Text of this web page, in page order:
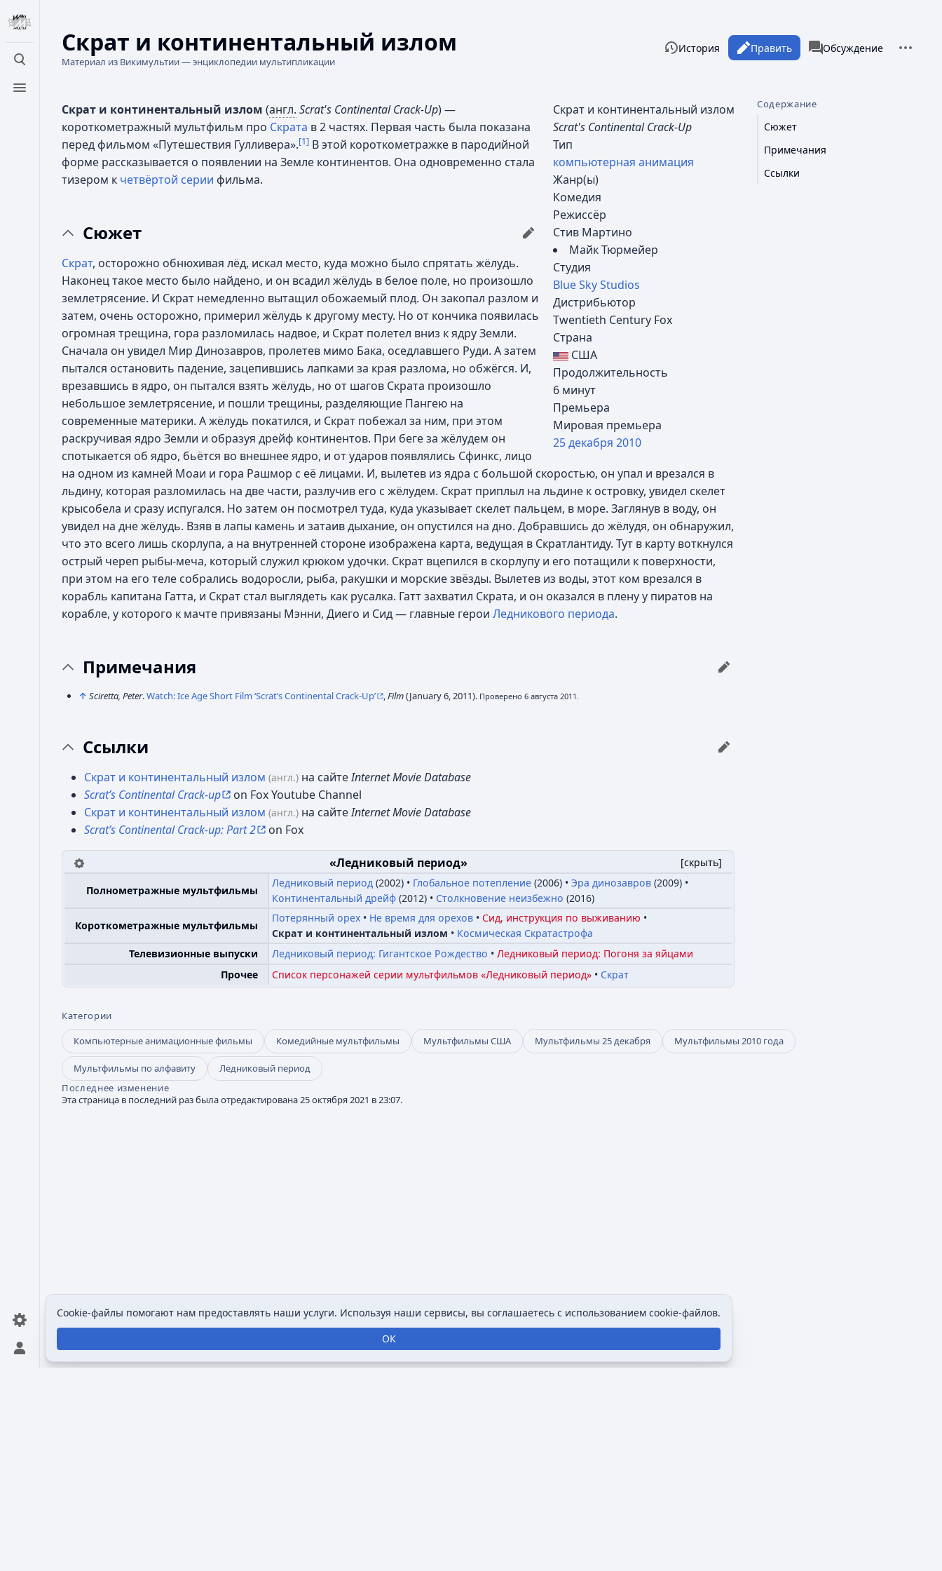
Открыть поиск
Открыть меню
Открыть персональное меню
Скрат и континентальный излом
Материал из Викимультии — энциклопедии мультипликации
Просмотры
Читать Править
История associated-pages
Статья
Обсуждение
Скрат и континентальный излом
Scrat's Continental Crack-Up
Тип
компьютерная анимация
Жанр(ы)
Комедия
Режиссёр
Стив Мартино
Майк Тюрмейер
Студия
Blue Sky Studios
Дистрибьютор
Twentieth Century Fox
Страна
США
Продолжительность
6 минут
Премьера
Мировая премьера
25 декабря 2010
Скрат и континентальный излом (англ. Scrat's Continental Crack-Up) —
короткометражный мультфильм про Скрата в 2 частях. Первая часть была показана
перед фильмом «Путешествия Гулливера».[1] В этой короткометражке в пародийной
форме рассказывается о появлении на Земле континентов. Она одновременно стала
тизером к четвёртой серии фильма.
Сюжет
Скрат, осторожно обнюхивая лёд, искал место, куда можно было спрятать жёлудь.
Наконец такое место было найдено, и он всадил жёлудь в белое поле, но произошло
землетрясение. И Скрат немедленно вытащил обожаемый плод. Он закопал разлом и
затем, очень осторожно, примерил жёлудь к другому месту. Но от кончика появилась
огромная трещина, гора разломилась надвое, и Скрат полетел вниз к ядру Земли.
Сначала он увидел Мир Динозавров, пролетев мимо Бака, оседлавшего Руди. А затем
пытался остановить падение, зацепившись лапками за края разлома, но обжёгся. И,
врезавшись в ядро, он пытался взять жёлудь, но от шагов Скрата произошло
небольшое землетрясение, и пошли трещины, разделяющие Пангею на
современные материки. А жёлудь покатился, и Скрат побежал за ним, при этом
раскручивая ядро Земли и образуя дрейф континентов. При беге за жёлудем он
спотыкается об ядро, бьётся во внешнее ядро, и от ударов появлялись Сфинкс, лицо
на одном из камней Моаи и гора Рашмор с её лицами. И, вылетев из ядра с большой скоростью, он упал и врезался в
льдину, которая разломилась на две части, разлучив его с жёлудем. Скрат приплыл на льдине к островку, увидел скелет
крысобела и сразу испугался. Но затем он посмотрел туда, куда указывает скелет пальцем, в море. Заглянув в воду, он
увидел на дне жёлудь. Взяв в лапы камень и затаив дыхание, он опустился на дно. Добравшись до жёлудя, он обнаружил,
что это всего лишь скорлупа, а на внутренней стороне изображена карта, ведущая в Скратлантиду. Тут в карту воткнулся
острый череп рыбы-меча, который служил крюком удочки. Скрат вцепился в скорлупу и его потащили к поверхности,
при этом на его теле собрались водоросли, рыба, ракушки и морские звёзды. Вылетев из воды, этот ком врезался в
корабль капитана Гатта, и Скрат стал выглядеть как русалка. Гатт захватил Скрата, и он оказался в плену у пиратов на
корабле, у которого к мачте привязаны Мэнни, Диего и Сид — главные герои Ледникового периода.
Примечания
↑ Sciretta, Peter.Watch: Ice Age Short Film ‘Scrat’s Continental Crack-Up’ ,Film(January 6, 2011). Проверено 6 августа 2011.
Ссылки
Скрат и континентальный излом (англ.) на сайтеInternet Movie Database
Scrat’s Continental Crack-up
on Fox Youtube Channel
Скрат и континентальный излом (англ.) на сайтеInternet Movie Database
Scrat’s Continental Crack-up: Part 2
on Fox
[скрыть]
«Ледниковый период»
Полнометражные мультфильмы
Ледниковый период (2002) Глобальное потепление(2006) Эра динозавров(2009)
Континентальный дрейф(2012) Столкновение неизбежно (2016)
Короткометражные мультфильмы
Потерянный орех Не время для орехов
Сид, инструкция по выживанию
Скрат и континентальный излом
Космическая Скратастрофа
Телевизионные выпуски
Ледниковый период: Гигантское Рождество
Ледниковый период: Погоня за яйцами
Прочее
Список персонажей серии мультфильмов «Ледниковый период» Скрат
Содержание
Сюжет
Примечания
Ссылки
Категории
Компьютерные анимационные фильмы
Комедийные мультфильмы Мультфильмы США Мультфильмы 25 декабря Мультфильмы 2010 года
Мультфильмы по алфавиту
Ледниковый период
Последнее изменение
Эта страница в последний раз была отредактирована 25 октября 2021 в 23:07.
Cookie-файлы помогают нам предоставлять наши услуги. Используя наши сервисы, вы соглашаетесь с использованием cookie-файлов.
ОК